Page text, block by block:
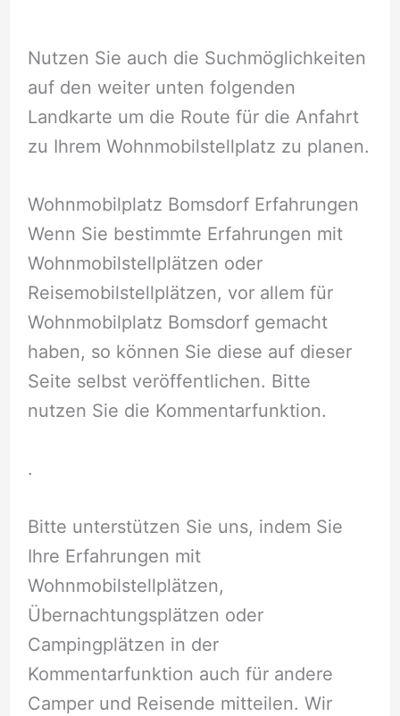
Nutzen Sie auch die Suchmöglichkeiten
auf den weiter unten folgenden
Landkarte um die Route für die Anfahrt
zu Ihrem Wohnmobilstellplatz zu planen.
Wohnmobilplatz Bomsdorf Erfahrungen
Wenn Sie bestimmte Erfahrungen mit
Wohnmobilstellplätzen oder
Reisemobilstellplätzen, vor allem für
Wohnmobilplatz Bomsdorf gemacht
haben, so können Sie diese auf dieser
Seite selbst veröffentlichen. Bitte
nutzen Sie die Kommentarfunktion.
.
Bitte unterstützen Sie uns, indem Sie
Ihre Erfahrungen mit
Wohnmobilstellplätzen,
Übernachtungsplätzen oder
Campingplätzen in der
Kommentarfunktion auch für andere
Camper und Reisende mitteilen. Wir